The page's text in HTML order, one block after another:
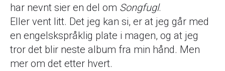
har nevnt sier en del om Songfugl.
Eller vent litt. Det jeg kan si, er at jeg går med
en engelskspråklig plate i magen, og at jeg
tror det blir neste album fra min hånd. Men
mer om det etter hvert.